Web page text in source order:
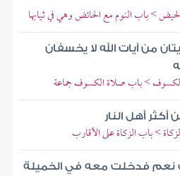
> باب النوم مع الحائض وهي في ثيابها
من آيات الله لا يخسفان
> باب صلاة الكسوف جماعة
أهل النار
> باب الزكاة على الأقارب
نعم فدخلت معه في الخميلة